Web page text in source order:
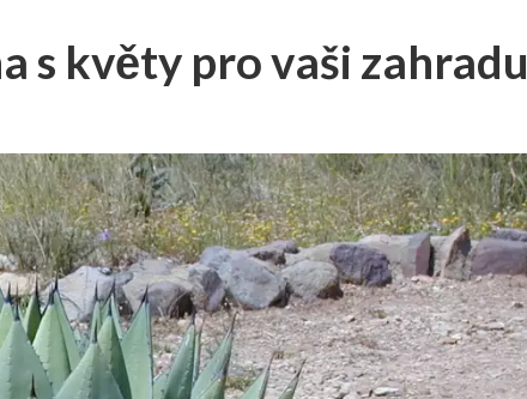
s květy pro vaši zahradu